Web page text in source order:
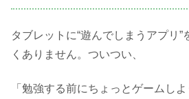
タブレットに“遊んでしまうアプリ”
くありません。ついつい、
「勉強する前にちょっとゲームしよ